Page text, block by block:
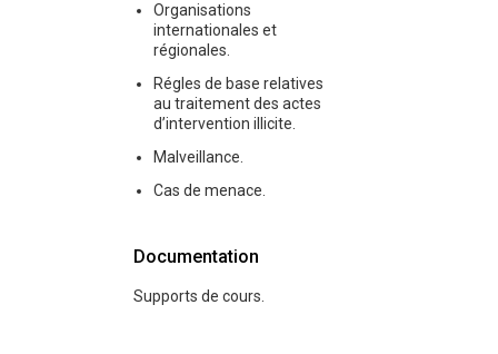
Organisations
internationales et
régionales.
Régles de base relatives
au traitement des actes
d’intervention illicite.
Malveillance.
Cas de menace.
Documentation
Supports de cours.